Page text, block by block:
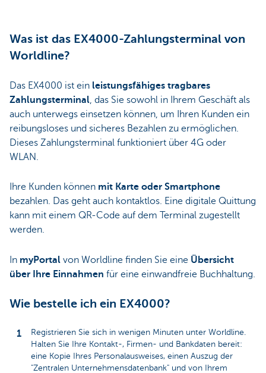
Was ist das EX4000-Zahlungsterminal von
Worldline?
Das EX4000 ist ein leistungsfähiges tragbares
Zahlungsterminal, das Sie sowohl in Ihrem Geschäft als
auch unterwegs einsetzen können, um Ihren Kunden ein
reibungsloses und sicheres Bezahlen zu ermöglichen.
Dieses Zahlungsterminal funktioniert über 4G oder
WLAN.
Ihre Kunden können mit Karte oder Smartphone
bezahlen. Das geht auch kontaktlos. Eine digitale Quittung
kann mit einem QR-Code auf dem Terminal zugestellt
werden.
In myPortal von Worldline finden Sie eine Übersicht
über Ihre Einnahmen für eine einwandfreie Buchhaltung.
Wie bestelle ich ein EX4000?
Registrieren Sie sich in wenigen Minuten unter Worldline.
Halten Sie Ihre Kontakt-, Firmen- und Bankdaten bereit:
eine Kopie Ihres Personalausweises, einen Auszug der
"Zentralen Unternehmensdatenbank" und von Ihrem